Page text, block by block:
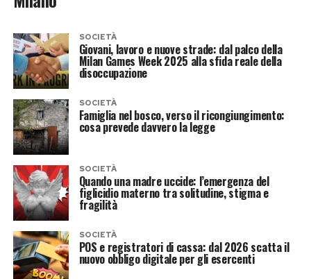
SOCIETÀ
Giovani, lavoro e nuove strade: dal palco della
Milan Games Week 2025 alla sfida reale della
disoccupazione
SOCIETÀ
Famiglia nel bosco, verso il ricongiungimento:
cosa prevede davvero la legge
SOCIETÀ
Quando una madre uccide: l’emergenza del
figlicidio materno tra solitudine, stigma e
fragilità
SOCIETÀ
POS e registratori di cassa: dal 2026 scatta il
nuovo obbligo digitale per gli esercenti